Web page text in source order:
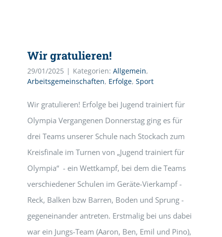
Wir gratulieren!
29/01/2025 | Kategorien: Allgemein,
Arbeitsgemeinschaften, Erfolge, Sport
Wir gratulieren! Erfolge bei Jugend trainiert für
Olympia Vergangenen Donnerstag ging es für
drei Teams unserer Schule nach Stockach zum
Kreisfinale im Turnen von „Jugend trainiert für
Olympia“ - ein Wettkampf, bei dem die Teams
verschiedener Schulen im Geräte-Vierkampf -
Reck, Balken bzw Barren, Boden und Sprung -
gegeneinander antreten. Erstmalig bei uns dabei
war ein Jungs-Team (Aaron, Ben, Emil und Pino),